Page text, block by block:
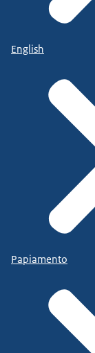
English
Papiamento